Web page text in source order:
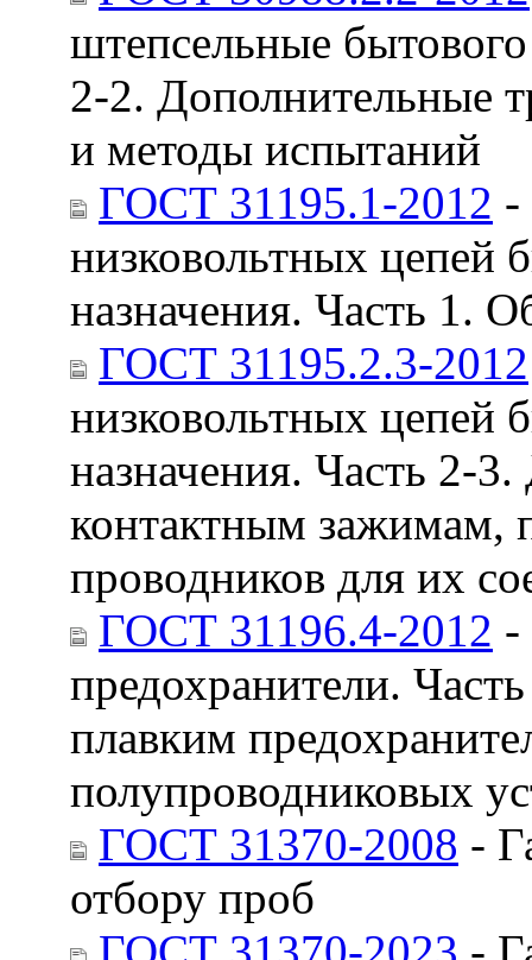
штепсельные
2-2. Дополнительные
и методы испытаний
ГОСТ 31195.1-2012 -
низковольтных цепей
назначения. Часть 1.
ГОСТ 31195.2.3-2012
низковольтных цепей
назначения. Часть 2-
контактным
проводников для их
ГОСТ 31196.4-2012 -
предохранители.
плавким
полупроводниковых
ГОСТ 31370-2008 -
отбору проб